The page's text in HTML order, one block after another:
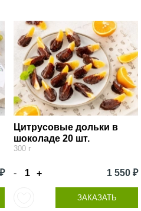
Цитрусовые дольки в
шоколаде 20 шт.
300 г
- + 1 550 ₽
ЗАКАЗАТЬ